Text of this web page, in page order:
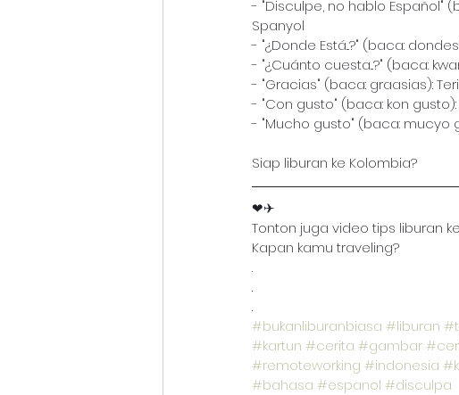
- "Disculpe, no hablo Español"
Spanyol
- "¿Donde Está...?" (baca:
- "¿Cuánto cuesta...?" (baca:
- "Gracias" (baca: graasias):
- "Con gusto" (baca: kon
- "Mucho gusto" (baca: mucyo
Siap liburan ke Kolombia?
❤✈
Tonton juga video tips liburan
Kapan kamu traveling?
.
.
.
#bukanliburanbiasa #liburan
#kartun #cerita #gambar
#remoteworking #indonesia
#bahasa #espanol #disculpa